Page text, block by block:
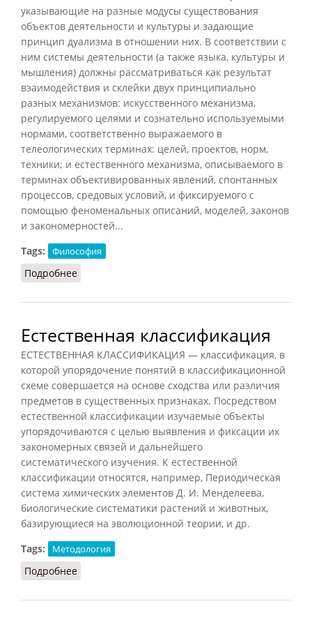
указывающие на разные модусы существования
объектов деятельности и культуры и задающие
принцип дуализма в отношении них. В соответствии с
ним системы деятельности (а также языка, культуры и
мышления) должны рассматриваться как результат
взаимодействия и склейки двух принципиально
разных механизмов: искусственного механизма,
регулируемого целями и сознательно используемыми
нормами, соответственно выражаемого в
телеологических терминах: целей, проектов, норм,
техники; и естественного механизма, описываемого в
терминах объективированных явлений, спонтанных
процессов, средовых условий, и фиксируемого с
помощью феноменальных описаний, моделей, законов
и закономерностей...
Tags:
Философия
Подробнее
Естественная классификация
ЕСТЕСТВЕННАЯ КЛАССИФИКАЦИЯ — классификация, в
которой упорядочение понятий в классификационной
схеме совершается на основе сходства или различия
предметов в существенных признаках. Посредством
естественной классификации изучаемые объекты
упорядочиваются с целью выявления и фиксации их
закономерных связей и дальнейшего
систематического изучения. К естественной
классификации относятся, например, Периодическая
система химических элементов Д. И. Менделеева,
биологические систематики растений и животных,
базирующиеся на эволюционной теории, и др.
Tags:
Методология
Подробнее